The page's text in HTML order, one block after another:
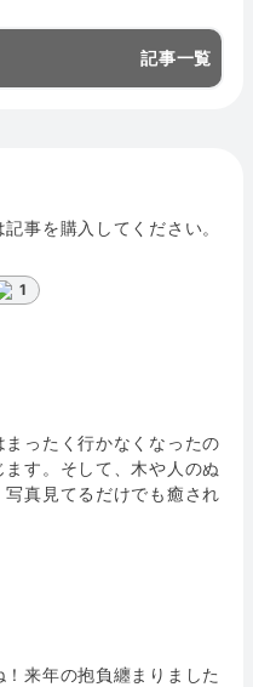
記事一覧
事を購入してください。
1
ったく行かなくなったの
す。そして、木や人のぬ
真見てるだけでも癒され
来年の抱負纏まりました